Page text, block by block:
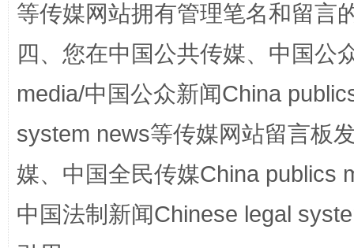
走走走！国家喊你健身啦 国家
等传媒网站拥有管理笔名和留言
四、您在中国公共传媒、中国公
media/中国公众新闻China
system news等传媒网站留言板
媒、中国全民传媒China publics
中国法制新闻Chinese legal